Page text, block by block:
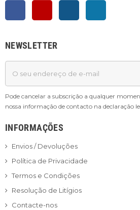
FacebookYouTube Instagram
NEWSLETTER
Pode cancelar a subscrição a qualquer
nossa informação de contacto na declaração
INFORMAÇÕES
Envios / Devoluções
Política de Privacidade
Termos e Condições
Resolução de Litígios
Contacte-nos